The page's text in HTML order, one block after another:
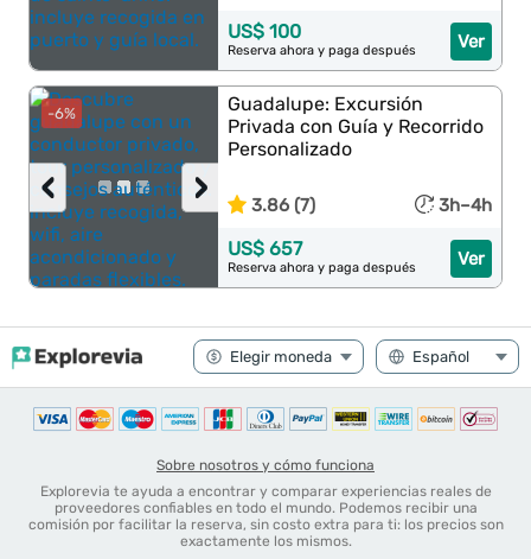
Ver
US$ 100
Reserva ahora y paga después
-6%
›
‹
Guadalupe: Excursión
Privada con Guía y Recorrido
Personalizado
3.86 (7) 3h–4h
Ver
US$ 657
Reserva ahora y paga después
Sobre nosotros y cómo funciona
Explorevia te ayuda a encontrar y comparar experiencias reales de
proveedores confiables en todo el mundo. Podemos recibir una
comisión por facilitar la reserva, sin costo extra para ti: los precios son
exactamente los mismos.